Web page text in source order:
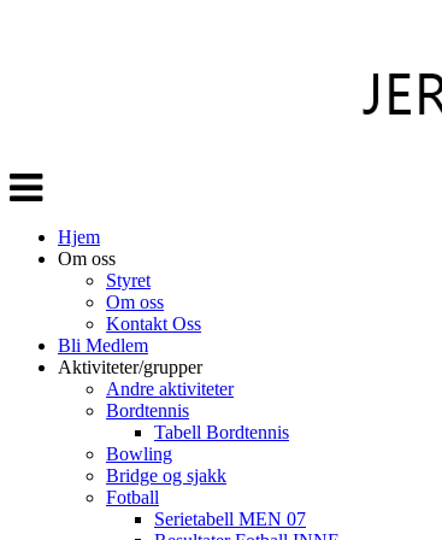
Veksle
navigasjon
Hjem
Om oss
Styret
Om oss
Kontakt Oss
Bli Medlem
Aktiviteter/grupper
Andre aktiviteter
Bordtennis
Tabell Bordtennis
Bowling
Bridge og sjakk
Fotball
Serietabell MEN 07